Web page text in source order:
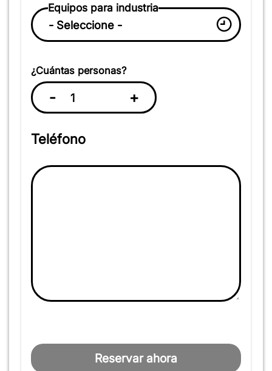
Equipos para industria
¿Cuántas personas?
- +
Teléfono
Reservar ahora